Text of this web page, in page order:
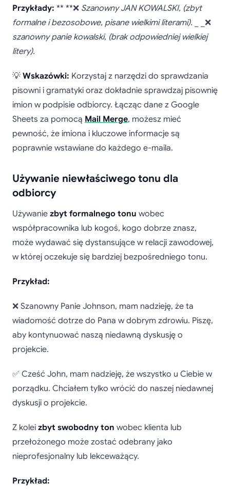
Przykłady: ** **❌ Szanowny JAN KOWALSKI, (zbyt
formalne i bezosobowe, pisane wielkimi literami). _ _❌
szanowny panie kowalski, (brak odpowiedniej wielkiej
litery).
💡 Wskazówki: Korzystaj z narzędzi do sprawdzania
pisowni i gramatyki oraz dokładnie sprawdzaj pisownię
imion w podpisie odbiorcy. Łącząc dane z Google
Sheets za pomocą Mail Merge, możesz mieć
pewność, że imiona i kluczowe informacje są
poprawnie wstawiane do każdego e-maila.
Używanie niewłaściwego tonu dla
odbiorcy
Używanie zbyt formalnego tonu wobec
współpracownika lub kogoś, kogo dobrze znasz,
może wydawać się dystansujące w relacji zawodowej,
w której oczekuje się bardziej bezpośredniego tonu.
Przykład:
❌ Szanowny Panie Johnson, mam nadzieję, że ta
wiadomość dotrze do Pana w dobrym zdrowiu. Piszę,
aby kontynuować naszą niedawną dyskusję o
projekcie.
✅ Cześć John, mam nadzieję, że wszystko u Ciebie w
porządku. Chciałem tylko wrócić do naszej niedawnej
dyskusji o projekcie.
Z kolei zbyt swobodny ton wobec klienta lub
przełożonego może zostać odebrany jako
nieprofesjonalny lub lekceważący.
Przykład: